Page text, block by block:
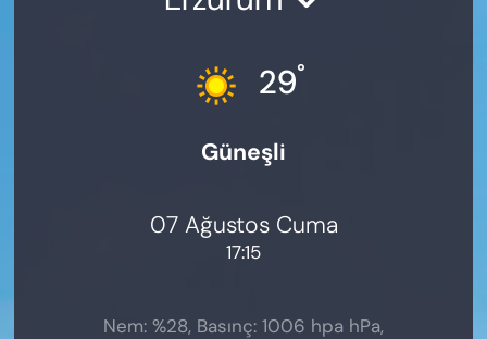
29°
Güneşli
07 Ağustos Cuma
17:15
Nem: %28, Basınç: 1006 hpa hPa,
ÖZEL HABER
Haber Arşivi